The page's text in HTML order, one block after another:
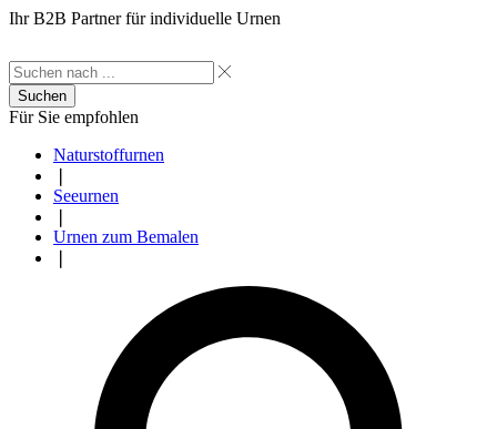
Ihr B2B Partner für individuelle Urnen
Suchen
Für Sie empfohlen
Naturstoffurnen
Seeurnen
Urnen zum Bemalen